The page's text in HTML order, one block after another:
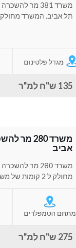
משרד 381 מר
תל אביב. המשרד מחולק
מגדל פלטינום
135 ש"ח למ"ר
משרד
אביב
משרד 280 מר
מחולק ל 2 קומות של משרדים...
מתחם הטמפלרים
275 ש"ח למ"ר